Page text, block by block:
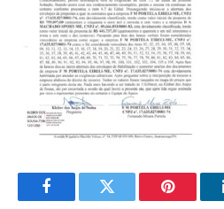
FacebookTwitter Pinterest